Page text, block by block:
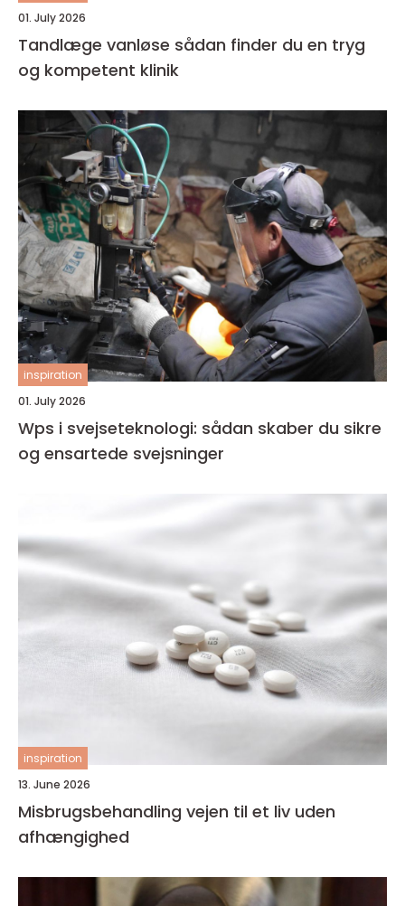
01. July 2026
Tandlæge vanløse sådan finder du en tryg
og kompetent klinik
inspiration
01. July 2026
Wps i svejseteknologi: sådan skaber du sikre
og ensartede svejsninger
inspiration
13. June 2026
Misbrugsbehandling vejen til et liv uden
afhængighed